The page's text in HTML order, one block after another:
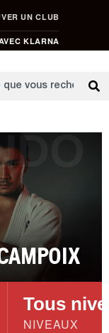
UN CLUB
KLARNA
Tous
NIVEAUX